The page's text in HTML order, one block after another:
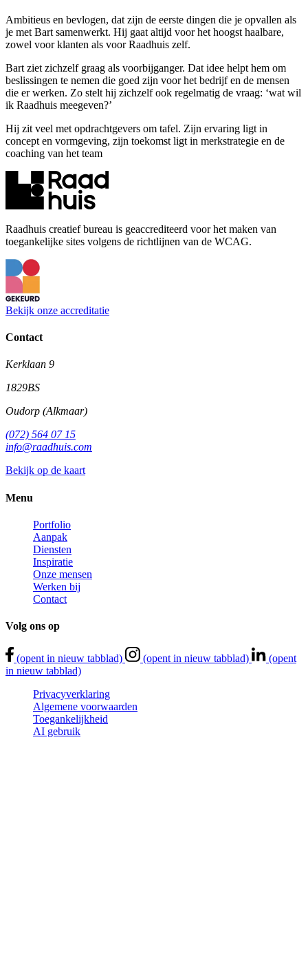
Ambitieus en bevlogen, dat zijn de eerste dingen die je opvallen als
je met Bart samenwerkt. Hij gaat altijd voor het hoogst haalbare,
zowel voor klanten als voor Raadhuis zelf.
Bart ziet zichzelf graag als voorbijganger. Dat idee helpt hem om
beslissingen te nemen die goed zijn voor het bedrijf en de mensen
die er werken. Zo stelt hij zichzelf ook regelmatig de vraag: ‘wat wil
ik Raadhuis meegeven?’
Hij zit veel met opdrachtgevers om tafel. Zijn ervaring ligt in
concept en vormgeving, zijn toekomst ligt in merkstrategie en de
coaching van het team
Raadhuis creatief bureau is geaccrediteerd voor het maken van
toegankelijke sites volgens de richtlijnen van de WCAG.
Bekijk onze accreditatie
Contact
Kerklaan 9
1829BS
Oudorp (Alkmaar)
(072) 564 07 15
info@raadhuis.com
Bekijk op de kaart
Menu
Portfolio
Aanpak
Diensten
Inspiratie
Onze mensen
Werken bij
Contact
Volg ons op
(opent in nieuw tabblad) (opent in nieuw tabblad)
(opent
in nieuw tabblad)
Privacyverklaring
Algemene voorwaarden
Toegankelijkheid
AI gebruik